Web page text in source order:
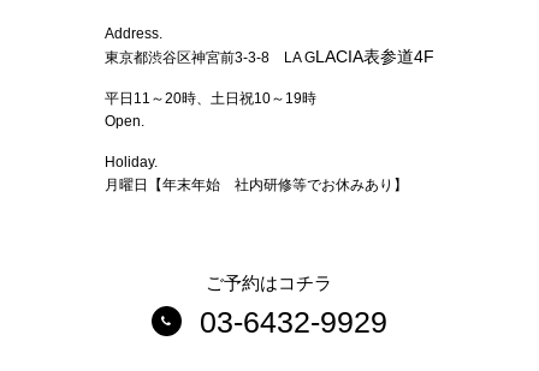
Address.
東京都渋谷区神宮前3-3-8 LA GLACIA表参道4F
平日11～20時、土日祝10～19時
Open.
Holiday.
月曜日【年末年始 社内研修等でお休みあり】
ご予約はコチラ
03-6432-9929